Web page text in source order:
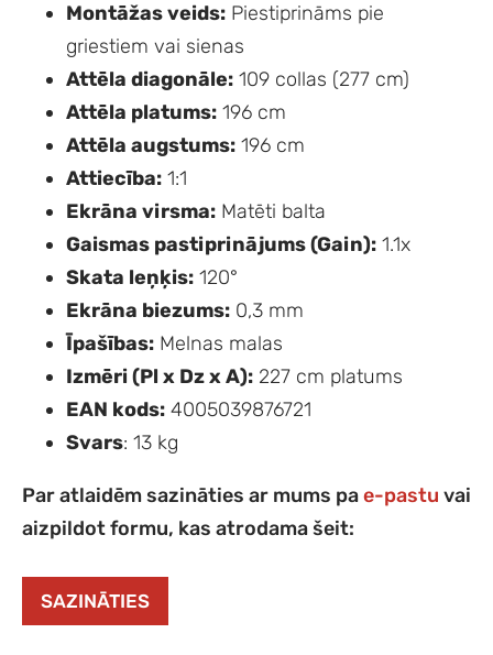
Montāžas veids: Piestiprināms pie
griestiem vai sienas
Attēla diagonāle: 109 collas (277 cm)
Attēla platums: 196 cm
Attēla augstums: 196 cm
Attiecība: 1:1
Ekrāna virsma: Matēti balta
Gaismas pastiprinājums (Gain): 1.1x
Skata leņķis: 120°
Ekrāna biezums: 0,3 mm
Īpašības: Melnas malas
Izmēri (Pl x Dz x A): 227 cm platums
EAN kods: 4005039876721
Svars: 13 kg
Par atlaidēm sazināties ar mums pae-pastu vai
aizpildot formu, kas atrodama šeit:
SAZINĀTIES